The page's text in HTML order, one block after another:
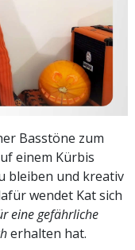
Basstöne zum
einem Kürbis
bleiben und kreativ
wendet Kat sich
eine gefährliche
erhalten hat.